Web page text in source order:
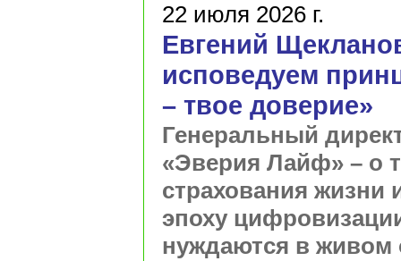
22 июля 2026 г.
Евгений
исповедуем
– твое доверие»
Генеральный
«Эверия Лайф» – о
страхования жизни
эпоху
нуждаются в